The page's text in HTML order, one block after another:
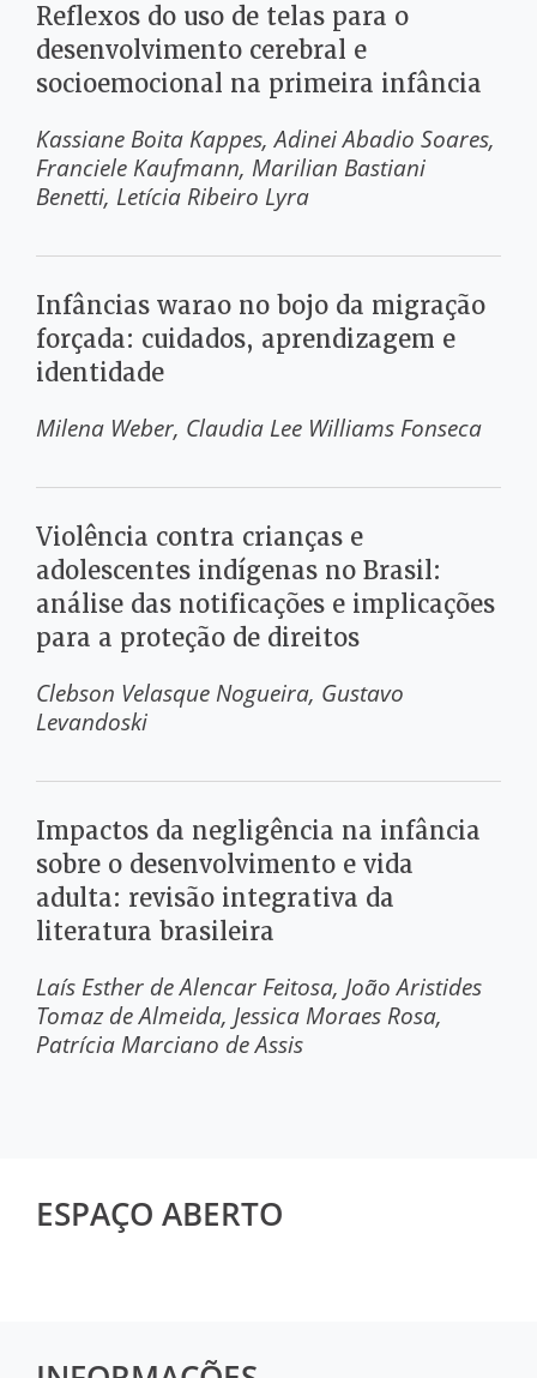
Reflexos do uso de telas para o
desenvolvimento cerebral e
socioemocional na primeira infância
Kassiane Boita Kappes Adinei Abadio Soares
Franciele Kaufmann Marilian Bastiani
Benetti Letícia Ribeiro Lyra
Infâncias warao no bojo da migração
forçada: cuidados, aprendizagem e
identidade
Milena Weber Claudia Lee Williams Fonseca
Violência contra crianças e
adolescentes indígenas no Brasil:
análise das notificações e implicações
para a proteção de direitos
Clebson Velasque Nogueira Gustavo
Levandoski
Impactos da negligência na infância
sobre o desenvolvimento e vida
adulta: revisão integrativa da
literatura brasileira
Laís Esther de Alencar Feitosa João Aristides
Tomaz de Almeida Jessica Moraes Rosa
Patrícia Marciano de Assis
ESPAÇO ABERTO